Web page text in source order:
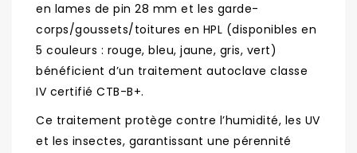
en lames de pin 28 mm et les garde-
corps/goussets/toitures en HPL (disponibles en
5 couleurs : rouge, bleu, jaune, gris, vert)
bénéficient d’un traitement autoclave classe
IV certifié CTB-B+.
Ce traitement protège contre l’humidité, les UV
et les insectes, garantissant une pérennité